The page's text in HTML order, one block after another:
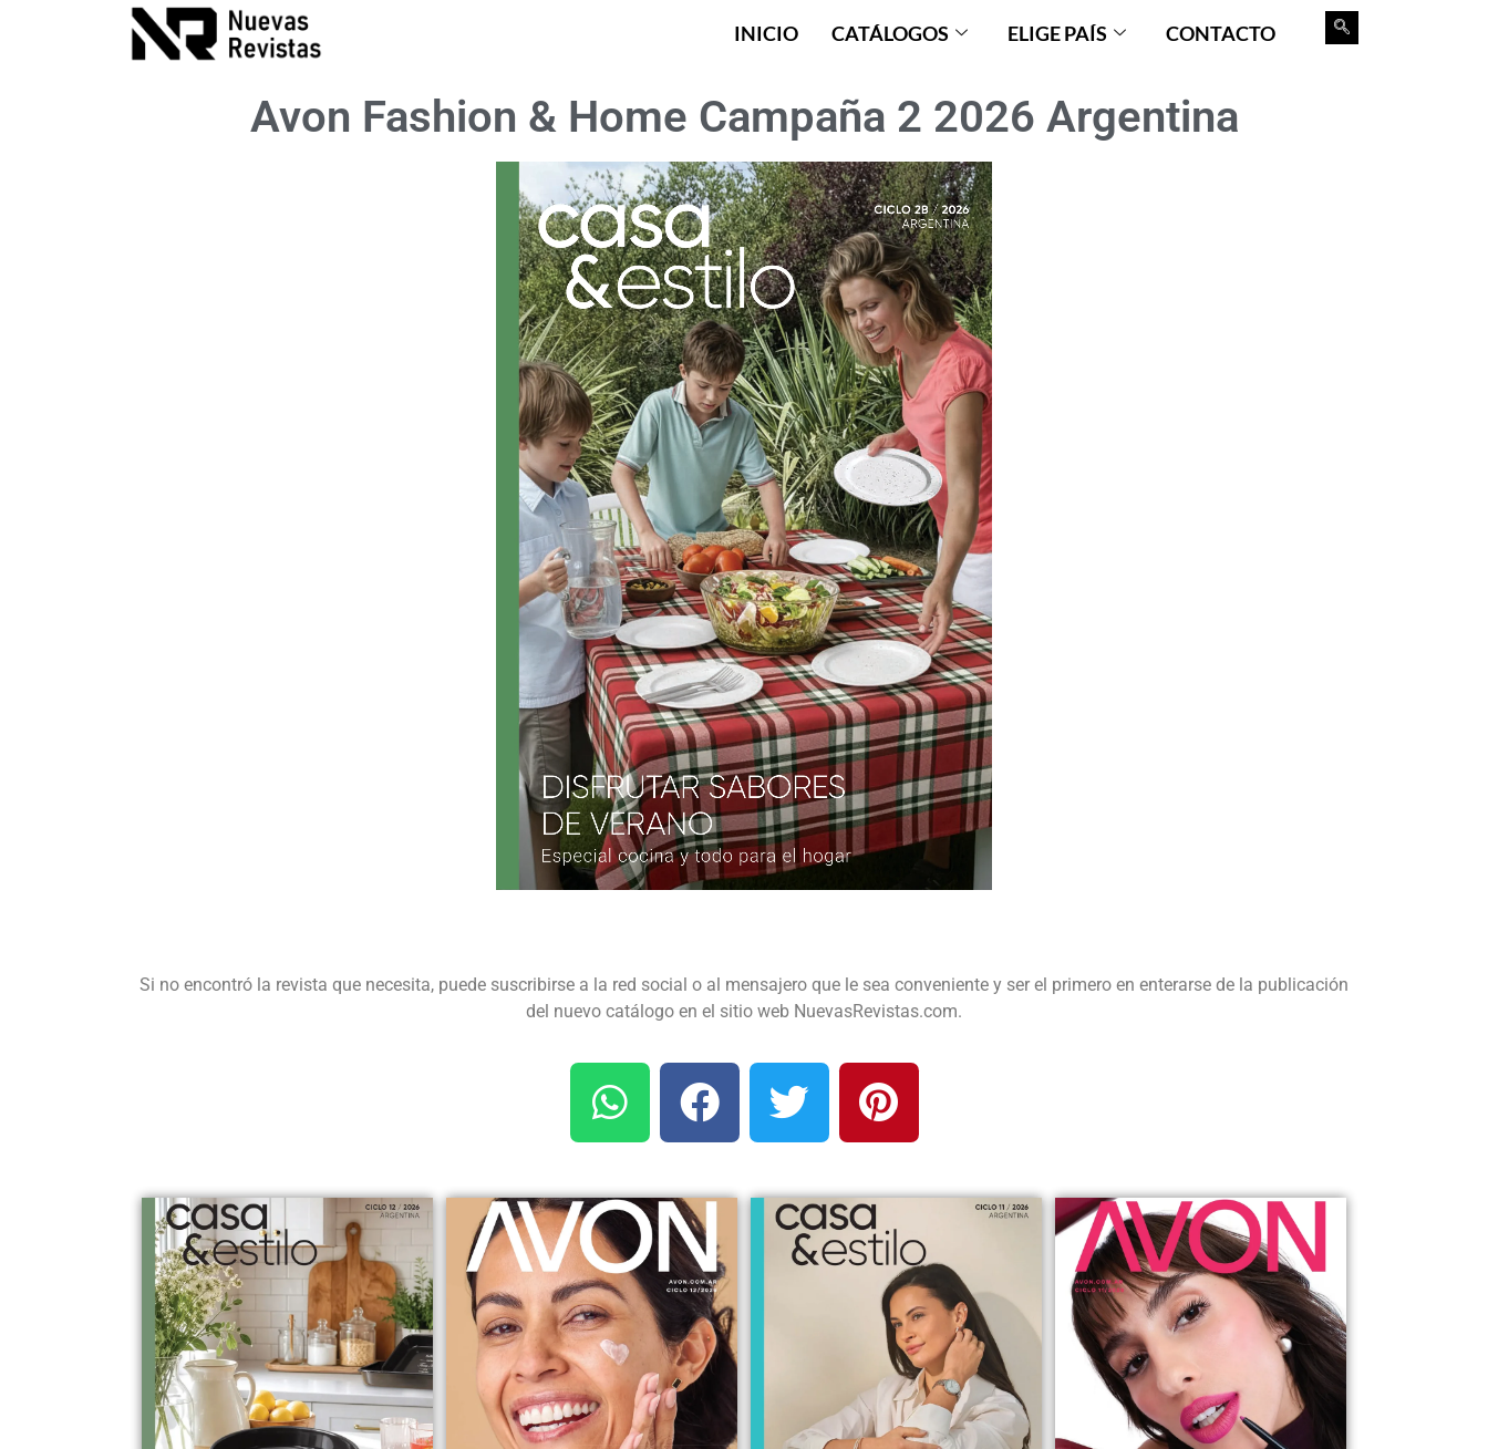
INICIO CATÁLOGOS ELIGE PAÍS CONTACTO
Avon Fashion & Home Campaña 2 2026 Argentina
Si no encontró la revista que necesita, puede suscribirse a la red social o al mensajero que le sea conveniente y ser el primero en enterarse de la publicación
del nuevo catálogo en el sitio web NuevasRevistas.com.